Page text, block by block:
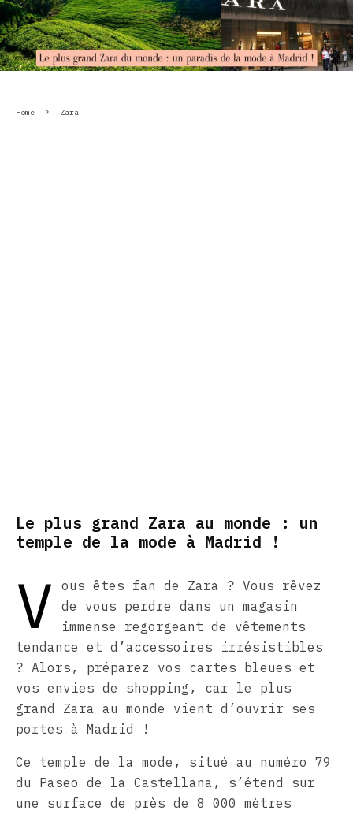
Home Zara
Le plus grand Zara au monde : un
temple de la mode à Madrid !
V
ous êtes fan de Zara ? Vous rêvez
de vous perdre dans un magasin
immense regorgeant de vêtements
tendance et d’accessoires irrésistibles
? Alors, préparez vos cartes bleues et
vos envies de shopping, car le plus
grand Zara au monde vient d’ouvrir ses
portes à Madrid !
Ce temple de la mode, situé au numéro 79
du Paseo de la Castellana, s’étend sur
une surface de près de 8 000 mètres